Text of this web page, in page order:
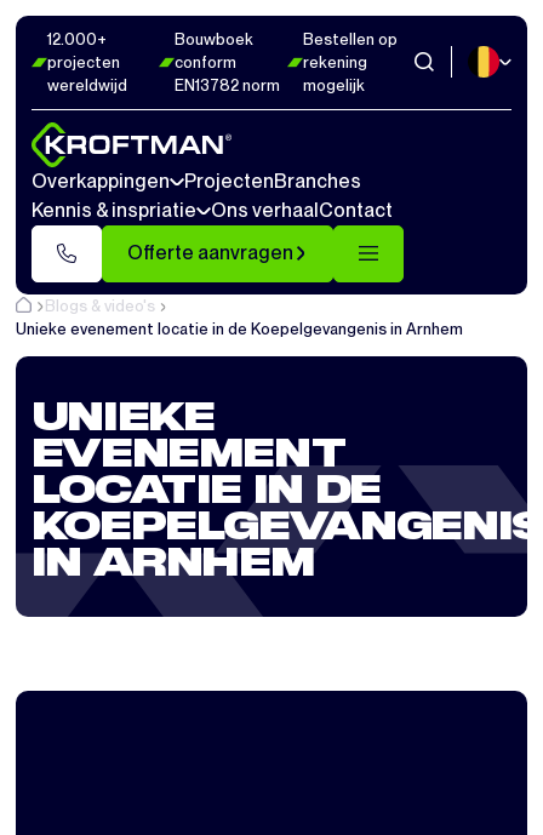
12.000+
projecten
wereldwijd
Bouwboek
conform
EN13782 norm
Bestellen op
rekening
mogelijk
Overkappingen ProjectenBranches
Kennis & inspriatie
Ons verhaalContact
Offerte aanvragen
Blogs & video's
Unieke evenement locatie in de Koepelgevangenis in Arnhem
UNIEKE
EVENEMENT
LOCATIE IN DE
IN ARNHEM